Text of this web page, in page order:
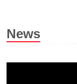
News